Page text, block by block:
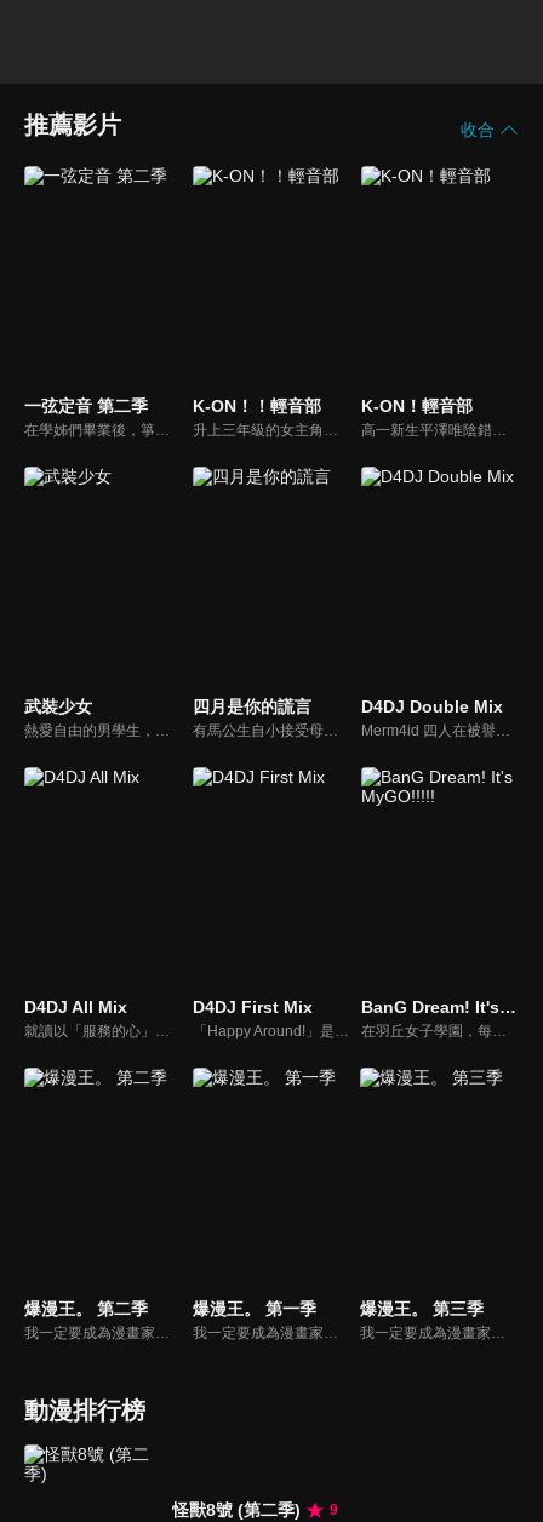
推薦影片 收合
一弦定音 第二季
在學姊們畢業後，箏曲社就只剩下武藏一個社員了。到了四月的新學期，雖然很努力招募新社員，但這個社團的存在本身就不為人知。這時突然出現了一個外表看起來就知道是不良少年，一臉和古箏扯不上關係的新生說要入社！？
K-ON！！輕音部
升上三年級的女主角們，面臨只剩下梓喵一個人，一個人的話輕音部會被廢社，所以輕音部的成員們積極為了梓喵而開始找尋新成員，並且完成目標——到他們所說的 "武道館"，也因為這些原因，精采的K-ON開始了
K-ON！輕音部
高一新生平澤唯陰錯陽差加入面臨廢社危機的輕音部，與部長田井中律、內向的秋山澪、溫柔的琴吹紬組成四人樂團，展開悠閒又溫馨的校園生活。升上高二後，認真的新生中野梓加入，五人組成「放學後TEA TIME」，在學園祭舞台上大放異彩。隨著時光流轉，青春的旋律仍在持續──她們即將迎來高三的春天……。
武裝少女
熱愛自由的男學生，納村不道某日轉學至「愛地共生學園」。這是一個由武裝女學生鐵血統治男學生的地方！納村面對凌駕於統領學園的古流劍術士「天下五劍」之上的某人，將赤手空拳去面對命運…學園叛逆戰鬥動作片，開幕！
四月是你的謊言
有馬公生自小接受母親嚴格的鋼琴訓練，以按照樂譜精準彈奏的能力在各項音樂比賽中獲勝，被人稱作「神童」。然而11歲時母親病逝，加上自身對彈奏的迷惘，陷入聽不見鋼琴聲音的心境障礙，選擇放棄鋼琴彈奏。國三時，在青梅竹馬椿的介紹下，認識同年級的小提琴手——宮園薰，自此心境與生活開始轉變。
D4DJ Double Mix
Merm4id 四人在被譽為傳說的 DJ 祭典「D4 FES.」重啟下，實現了得以參加的宿願。但就在回到拍攝泳裝寫真的日常時，成員的 水島茉莉花、日高沙織、松山達莉雅 卻發現 瀨戶莉花 的樣子似乎與平時有些不同。另一方面，燐舞曲 的 青柳椿 則是獨自在禮拜堂中，期盼自身的世界能夠在今後更加廣闊。
D4DJ All Mix
就讀以「服務的心」為理念的學校「栖川學院」的四人：櫻田美夢、春日春奈、竹下美依子、白鳥胡桃，以「讓大家展現笑容」為主旨，成功的開始以DJ團體「LyricalLily」的身分進行活動。某一天，春奈接到商工會的要求，接受了在新的一年舉辦地區振興活動的任務。雖然不知道僅靠四人之力是否能成功而感到不安，但此時腦海浮現了讓第一次的Live舉辦成功時的夥伴們，和觀眾們的笑容！
D4DJ First Mix
「Happy Around!」是愛本鈴玖的口頭禪。從國外回到日本的她，轉學到了DJ活動盛行的陽葉學園。她在那裡親眼目睹了一場DJ演出，並為之感動不已。在將明石真秀・大鳴門無雙・渡月麗等人接連捲入進來之後，她最終決定成立一個DJ組合。凜久等人一邊和學校內的Peaky P-key以及Photon Maiden等組合交流，一邊不斷努力，逐漸向盛大的舞台前進……！
BanG Dream! It's MyGO!!!!!
在羽丘女子學園，每個人都在參與樂團，剛入學的愛音也急忙尋找樂團成員，希望能早點融入班級。在這期間，她得知被稱為「羽丘的不思議女孩」的燈還沒有加入任何樂團，愛音有些不確定地向她提議……我們滿是傷痕、笨拙的<音樂（呼喊）>。即便是迷失的人也好，只要有所前進就好。
爆漫王。 第二季 爆漫王。 第一季 爆漫王。 第三季
動漫排行榜
怪獸8號 (第二季)
9